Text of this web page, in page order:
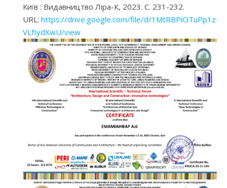
Київ : Видавництво Ліра-К, 2023. С. 231-232.
URL: https://drive.google.com/file/d/
VLfIydXwU/view